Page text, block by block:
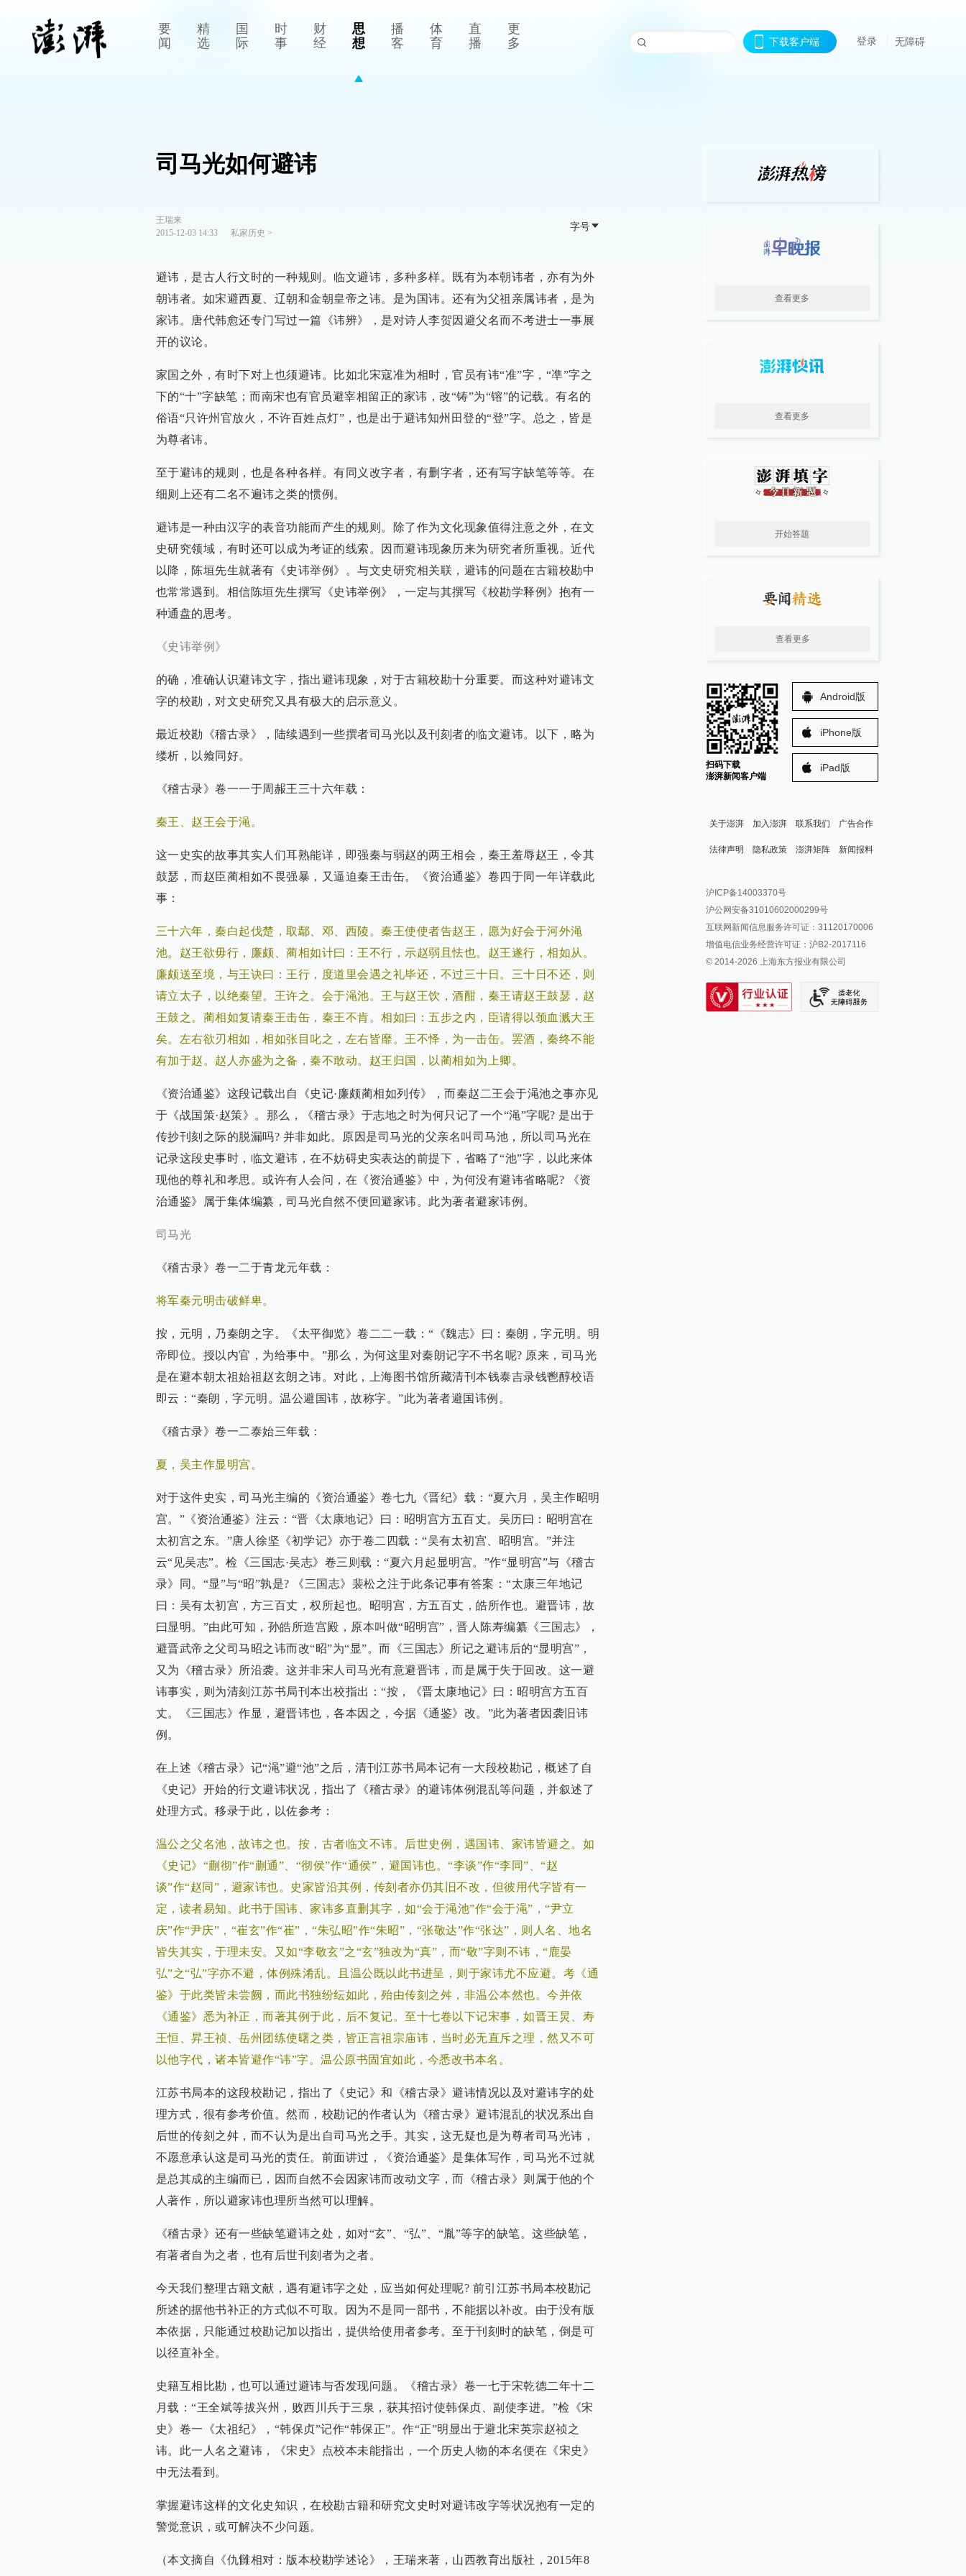
要
闻
精
选
国
际
时
事
财
经
思
想
播
客
体
育
直
播
更
多
下载客户端 登录 无障碍
司马光如何避讳
王瑞来
2015-12-03 14:33
私家历史 >
字号
避讳，是古人行文时的一种规则。临文避讳，多种多样。既有为本朝讳者，亦有为外
朝讳者。如宋避西夏、辽朝和金朝皇帝之讳。是为国讳。还有为父祖亲属讳者，是为
家讳。唐代韩愈还专门写过一篇《讳辨》，是对诗人李贺因避父名而不考进士一事展
开的议论。
家国之外，有时下对上也须避讳。比如北宋寇准为相时，官员有讳“准”字，“凖”字之
下的“十”字缺笔；而南宋也有官员避宰相留正的家讳，改“铸”为“镕”的记载。有名的
俗语“只许州官放火，不许百姓点灯”，也是出于避讳知州田登的“登”字。总之，皆是
为尊者讳。
至于避讳的规则，也是各种各样。有同义改字者，有删字者，还有写字缺笔等等。在
细则上还有二名不遍讳之类的惯例。
避讳是一种由汉字的表音功能而产生的规则。除了作为文化现象值得注意之外，在文
史研究领域，有时还可以成为考证的线索。因而避讳现象历来为研究者所重视。近代
以降，陈垣先生就著有《史讳举例》。与文史研究相关联，避讳的问题在古籍校勘中
也常常遇到。相信陈垣先生撰写《史讳举例》，一定与其撰写《校勘学释例》抱有一
种通盘的思考。
《史讳举例》
的确，准确认识避讳文字，指出避讳现象，对于古籍校勘十分重要。而这种对避讳文
字的校勘，对文史研究又具有极大的启示意义。
最近校勘《稽古录》，陆续遇到一些撰者司马光以及刊刻者的临文避讳。以下，略为
缕析，以飨同好。
《稽古录》卷一一于周赧王三十六年载：
秦王、赵王会于渑。
这一史实的故事其实人们耳熟能详，即强秦与弱赵的两王相会，秦王羞辱赵王，令其
鼓瑟，而赵臣蔺相如不畏强暴，又逼迫秦王击缶。《资治通鉴》卷四于同一年详载此
事：
三十六年，秦白起伐楚，取鄢、邓、西陵。秦王使使者告赵王，愿为好会于河外渑
池。赵王欲毋行，廉颇、蔺相如计曰：王不行，示赵弱且怯也。赵王遂行，相如从。
廉颇送至境，与王诀曰：王行，度道里会遇之礼毕还，不过三十日。三十日不还，则
请立太子，以绝秦望。王许之。会于渑池。王与赵王饮，酒酣，秦王请赵王鼓瑟，赵
王鼓之。蔺相如复请秦王击缶，秦王不肯。相如曰：五步之内，臣请得以颈血溅大王
矣。左右欲刃相如，相如张目叱之，左右皆靡。王不怿，为一击缶。罢酒，秦终不能
有加于赵。赵人亦盛为之备，秦不敢动。赵王归国，以蔺相如为上卿。
《资治通鉴》这段记载出自《史记·廉颇蔺相如列传》，而秦赵二王会于渑池之事亦见
于《战国策·赵策》。那么，《稽古录》于志地之时为何只记了一个“渑”字呢? 是出于
传抄刊刻之际的脱漏吗? 并非如此。原因是司马光的父亲名叫司马池，所以司马光在
记录这段史事时，临文避讳，在不妨碍史实表达的前提下，省略了“池”字，以此来体
现他的尊礼和孝思。或许有人会问，在《资治通鉴》中，为何没有避讳省略呢? 《资
治通鉴》属于集体编纂，司马光自然不便回避家讳。此为著者避家讳例。
司马光
《稽古录》卷一二于青龙元年载：
将军秦元明击破鲜卑。
按，元明，乃秦朗之字。《太平御览》卷二二一载：“《魏志》曰：秦朗，字元明。明
帝即位。授以内官，为给事中。”那么，为何这里对秦朗记字不书名呢? 原来，司马光
是在避本朝太祖始祖赵玄朗之讳。对此，上海图书馆所藏清刊本钱泰吉录钱鬯醇校语
即云：“秦朗，字元明。温公避国讳，故称字。”此为著者避国讳例。
《稽古录》卷一二泰始三年载：
夏，吴主作显明宫。
对于这件史实，司马光主编的《资治通鉴》卷七九《晋纪》载：“夏六月，吴主作昭明
宫。”《资治通鉴》注云：“晋《太康地记》曰：昭明宫方五百丈。吴历曰：昭明宫在
太初宫之东。”唐人徐坚《初学记》亦于卷二四载：“吴有太初宫、昭明宫。”并注
云“见吴志”。检《三国志·吴志》卷三则载：“夏六月起显明宫。”作“显明宫”与《稽古
录》同。“显”与“昭”孰是? 《三国志》裴松之注于此条记事有答案：“太康三年地记
曰：吴有太初宫，方三百丈，权所起也。昭明宫，方五百丈，皓所作也。避晋讳，故
曰显明。”由此可知，孙皓所造宫殿，原本叫做“昭明宫”，晋人陈寿编纂《三国志》，
避晋武帝之父司马昭之讳而改“昭”为“显”。而《三国志》所记之避讳后的“显明宫”，
又为《稽古录》所沿袭。这并非宋人司马光有意避晋讳，而是属于失于回改。这一避
讳事实，则为清刻江苏书局刊本出校指出：“按，《晋太康地记》曰：昭明宫方五百
丈。《三国志》作显，避晋讳也，各本因之，今据《通鉴》改。”此为著者因袭旧讳
例。
在上述《稽古录》记“渑”避“池”之后，清刊江苏书局本记有一大段校勘记，概述了自
《史记》开始的行文避讳状况，指出了《稽古录》的避讳体例混乱等问题，并叙述了
处理方式。移录于此，以佐参考：
温公之父名池，故讳之也。按，古者临文不讳。后世史例，遇国讳、家讳皆避之。如
《史记》“蒯彻”作“蒯通”、“彻侯”作“通侯”，避国讳也。“李谈”作“李同”、“赵
谈”作“赵同”，避家讳也。史家皆沿其例，传刻者亦仍其旧不改，但彼用代字皆有一
定，读者易知。此书于国讳、家讳多直删其字，如“会于渑池”作“会于渑”，“尹立
庆”作“尹庆”，“崔玄”作“崔”，“朱弘昭”作“朱昭”，“张敬达”作“张达”，则人名、地名
皆失其实，于理未安。又如“李敬玄”之“玄”独改为“真”，而“敬”字则不讳，“鹿晏
弘”之“弘”字亦不避，体例殊淆乱。且温公既以此书进呈，则于家讳尤不应避。考《通
鉴》于此类皆未尝阙，而此书独纷纭如此，殆由传刻之舛，非温公本然也。今并依
《通鉴》悉为补正，而著其例于此，后不复记。至十七卷以下记宋事，如晋王炅、寿
王恒、昇王祯、岳州团练使曙之类，皆正言祖宗庙讳，当时必无直斥之理，然又不可
以他字代，诸本皆避作“讳”字。温公原书固宜如此，今悉改书本名。
江苏书局本的这段校勘记，指出了《史记》和《稽古录》避讳情况以及对避讳字的处
理方式，很有参考价值。然而，校勘记的作者认为《稽古录》避讳混乱的状况系出自
后世的传刻之舛，而不认为是出自司马光之手。其实，这无疑也是为尊者司马光讳，
不愿意承认这是司马光的责任。前面讲过，《资治通鉴》是集体写作，司马光不过就
是总其成的主编而已，因而自然不会因家讳而改动文字，而《稽古录》则属于他的个
人著作，所以避家讳也理所当然可以理解。
《稽古录》还有一些缺笔避讳之处，如对“玄”、“弘”、“胤”等字的缺笔。这些缺笔，
有著者自为之者，也有后世刊刻者为之者。
今天我们整理古籍文献，遇有避讳字之处，应当如何处理呢? 前引江苏书局本校勘记
所述的据他书补正的方式似不可取。因为不是同一部书，不能据以补改。由于没有版
本依据，只能通过校勘记加以指出，提供给使用者参考。至于刊刻时的缺笔，倒是可
以径直补全。
史籍互相比勘，也可以通过避讳与否发现问题。《稽古录》卷一七于宋乾德二年十二
月载：“王全斌等拔兴州，败西川兵于三泉，获其招讨使韩保贞、副使李进。”检《宋
史》卷一《太祖纪》，“韩保贞”记作“韩保正”。作“正”明显出于避北宋英宗赵祯之
讳。此一人名之避讳，《宋史》点校本未能指出，一个历史人物的本名便在《宋史》
中无法看到。
掌握避讳这样的文化史知识，在校勘古籍和研究文史时对避讳改字等状况抱有一定的
警觉意识，或可解决不少问题。
（本文摘自《仇雠相对：版本校勘学述论》，王瑞来著，山西教育出版社，2015年8
查看更多
查看更多
开始答题
查看更多
扫码下载
澎湃新闻客户端
Android版
iPhone版
iPad版
关于澎湃 加入澎湃 联系我们 广告合作
法律声明 隐私政策 澎湃矩阵
澎湃新闻公众号
澎湃新闻抖音号
派生万物开放平台
IP SHANGHAI
SIXTH TONE
新闻报料
报料邮箱: news@thepaper.cn
沪ICP备14003370号
沪公网安备31010602000299号
互联网新闻信息服务许可证：31120170006
增值电信业务经营许可证：沪B2-2017116
© 2014-2026 上海东方报业有限公司